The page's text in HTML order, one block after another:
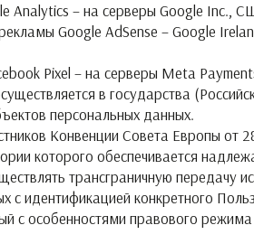
Analytics – на серверы Google
Google AdSense – Google
Pixel – на серверы Meta
в государства
персональных данных.
Конвенции Совета Европы от
которого обеспечивается
трансграничную
идентификацией конкретного
с особенностями правового